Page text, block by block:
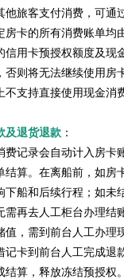
他旅客支付消费，可通
房卡的所有消费账单均
信用卡预授权额度及现
否则将无法继续使用房
不支持直接使用现金消
及退货退款 ：
费记录会自动计入房卡
结算。在离船前，如房
下船和后续行程；如未
需再去人工柜台办理结
值，需到前台人工办理
记卡到前台人工完成
结算，释放冻结预授权。